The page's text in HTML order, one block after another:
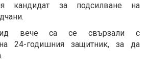
кандидат за подсилване на
вече са се свързали с
на 24-годишния защитник, за да